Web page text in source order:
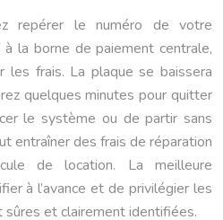
repérer le numéro de votre
la borne de paiement centrale,
les frais. La plaque se baissera
quelques minutes pour quitter
le système ou de partir sans
entraîner des frais de réparation
de location. La meilleure
à l’avance et de privilégier les
et clairement identifiées.